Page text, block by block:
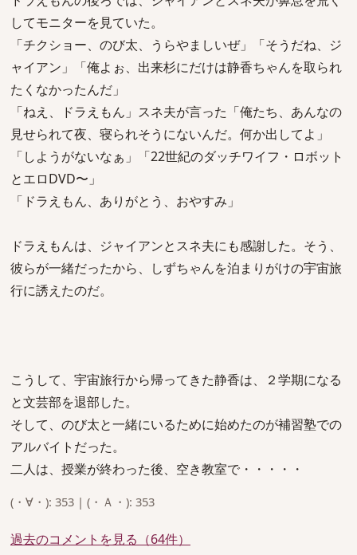
してモニターを見ていた。
「チクショー、のび太、うらやましいぜ」「そうだね、ジ
ャイアン」「俺よぉ、出来杉にだけは静香ちゃんを取られ
たくなかったんだ」
「ねえ、ドラえもん」スネ夫が言った「俺たち、あんなの
見せられて夜、寝られそうにないんだ。何か出してよ」
「しようがないなぁ」「22世紀のダッチワイフ・ロボット
とエロDVD〜」
「ドラえもん、ありがとう、おやすみ」
ドラえもんは、ジャイアンとスネ夫にも感謝した。そう、
彼らが一緒だったから、しずちゃんを泊まりがけの宇宙旅
行に誘えたのだ。
こうして、宇宙旅行から帰ってきた静香は、２学期になる
と文芸部を退部した。
そして、のび太と一緒にいるために始めたのが補習塾での
アルバイトだった。
二人は、授業が終わった後、空き教室で・・・・・
(・∀・): 353 | (・Ａ・): 353
過去のコメントを見る（64件）